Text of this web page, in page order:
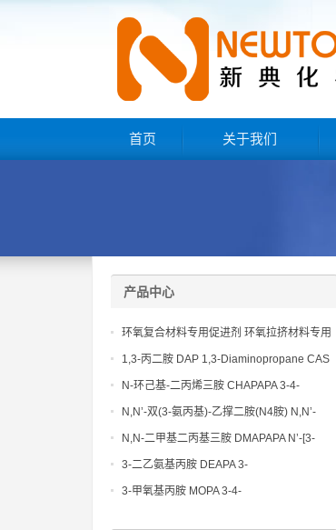
首页 关于我们
产品中心
环氧复合材料专用促进剂 环氧拉挤材料专用
促进剂 NT EP 120
1,3-丙二胺 DAP 1,3-Diaminopropane CAS
No 109-76-2
N-环己基-二丙烯三胺 CHAPAPA 3-4-
Methoxypropylamine CAS No:5332-73-0
N,N’-双(3-氨丙基)-乙撑二胺(N4胺) N,N’-
Bis(3-aminopropyl)-ethylenediamine CAS
No10563-26-5
N,N-二甲基二丙基三胺 DMAPAPA N’-[3-
(dimethylamino)propyllpropane-1,3-
diamine CAS No10563-29-8
3-二乙氨基丙胺 DEAPA 3-
(Diethylamino)propylamine CAS No 104-
3-甲氧基丙胺 MOPA 3-4-